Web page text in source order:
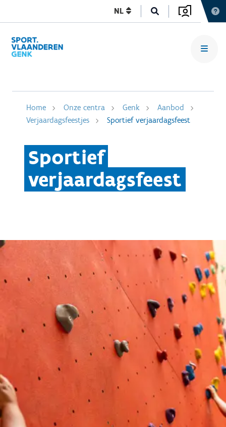
NL
Home Onze centra Genk
Aanbod
Verjaardagsfeestjes
Sportief verjaardagsfeest
Sportief
verjaardagsfeest